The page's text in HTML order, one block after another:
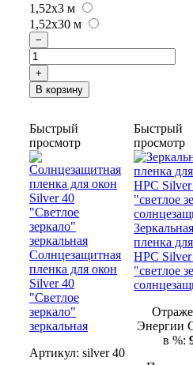
1,52x3 м
1,52x30 м
−
+
В корзину
Быстрый
просмотр
Солнцезащитная
пленка для окон
Silver 40
"Светлое
зеркало"
зеркальная
Артикул: silver 40
Быстрый
просмотр
Зеркальная
пленка
HPС
"светлое
Энергии
в %: